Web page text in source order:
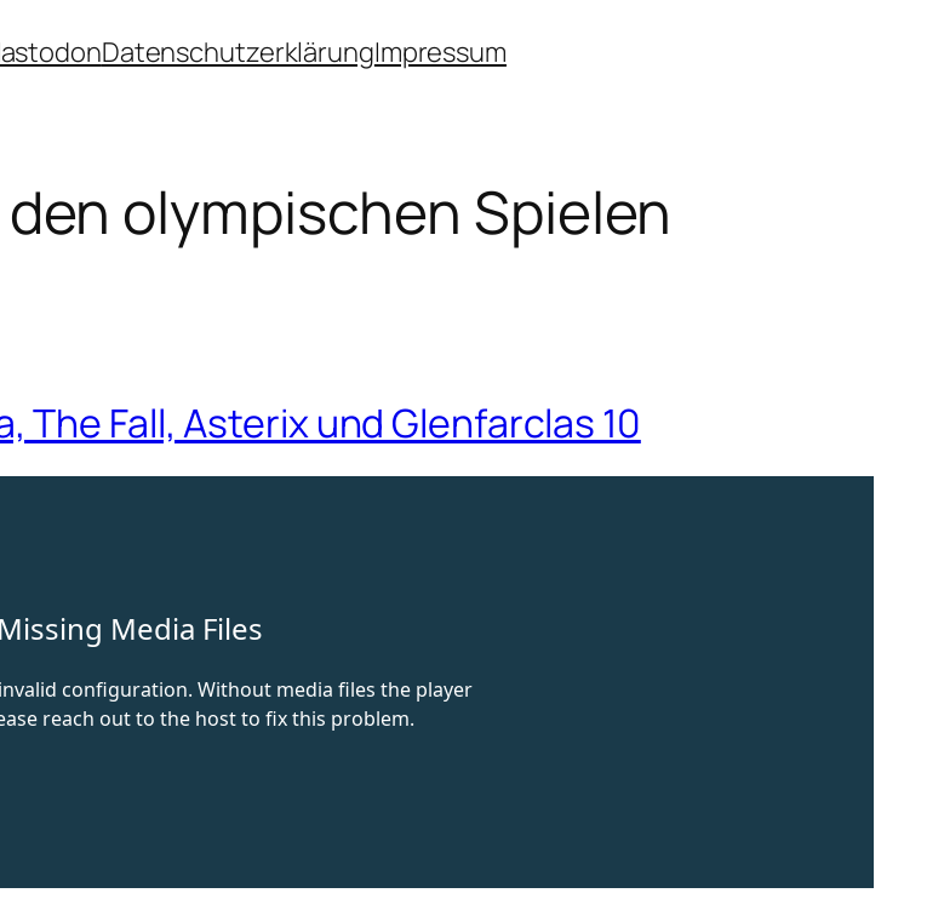
DatenschutzerklärungImpressum
olympischen Spielen
The Fall, Asterix und Glenfarclas 10